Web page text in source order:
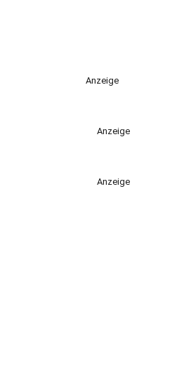
Anzeige
Anzeige
Anzeige